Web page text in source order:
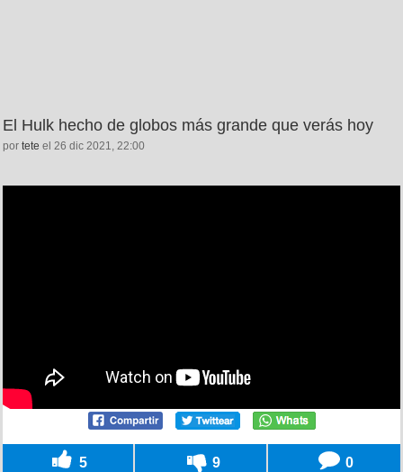
El Hulk hecho de globos más grande que verás hoy
por tete el 26 dic 2021, 22:00
5 9 0